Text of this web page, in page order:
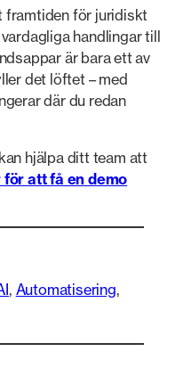
framtiden för juridiskt
handlingar till
är bara ett av
det löftet – med
där du redan
hjälpa ditt team att
för att få en demo
, Automatisering